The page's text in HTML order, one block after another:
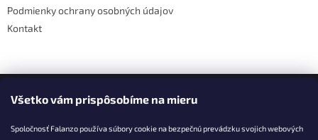
Všetko vám prispôsobíme na mieru
Spoločnosť Falanzo používa súbory cookie na bezpečnú prevádzku svojich webových
Podmienky ochrany osobných údajov
Kontakt
Facebook